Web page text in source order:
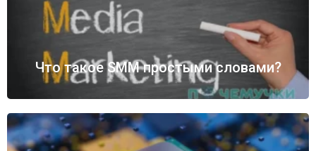
Что такое SMM простыми словами?